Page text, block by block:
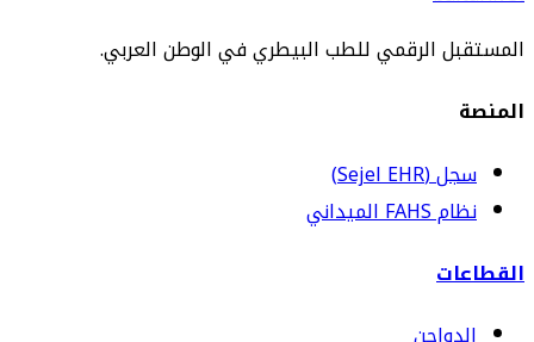
المستقبل الرقمي للطب البيطري في الوطن العربي.
المنصة
سجل (Sejel EHR)
نظام FAHS الميداني
القطاعات